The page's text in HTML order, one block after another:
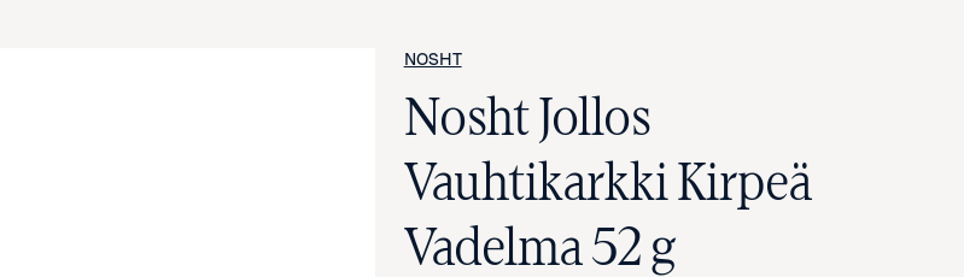
NOSHT
Nosht Jollos
Vauhtikarkki Kirpeä
Vadelma 52 g